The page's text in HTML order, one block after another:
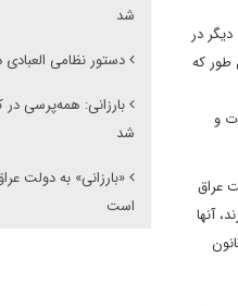
در
طور که
و
عراق
آنها
شد
دستور نظامی
بارزانی: همه‌پرسی در
شد
«بارزانی» به دولت
است